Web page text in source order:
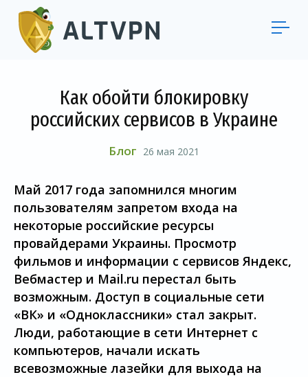
Как обойти блокировку
российских сервисов в Украине
Блог 26 мая 2021
Май 2017 года запомнился многим
пользователям запретом входа на
некоторые российские ресурсы
провайдерами Украины. Просмотр
фильмов и информации с сервисов Яндекс,
Вебмастер и Mail.ru перестал быть
возможным. Доступ в социальные сети
«ВК» и «Одноклассники» стал закрыт.
Люди, работающие в сети Интернет с
компьютеров, начали искать
всевозможные лазейки для выхода на